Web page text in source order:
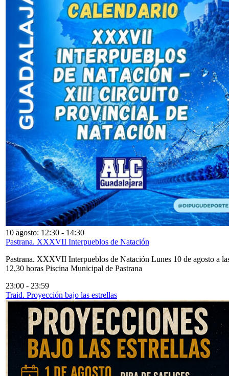
10 agosto: 12:30 - 14:30
Pastrana. XXXVII Interpueblos de Natación
Pastrana. XXXVII Interpueblos de Natación Lunes 10 de agosto a
12,30 horas Piscina Municipal de Pastrana
23:00 - 23:59
Traid. Proyección bajo las estrellas